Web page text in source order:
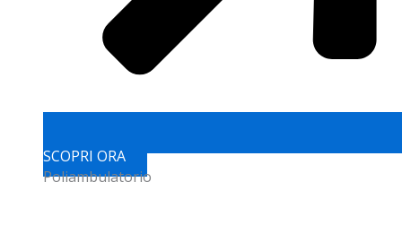
SCOPRI ORA
Poliambulatorio